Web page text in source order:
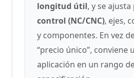
longitud útil, y se
control (NC/CNC), ejes,
y componentes. En vez
“precio único”, conviene
aplicación en un rango